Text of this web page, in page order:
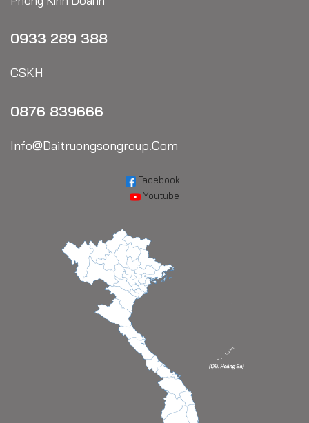
0933 289 388
CSKH
0876 839666
Info@daitruongsongroup.com
Facebook ·
Youtube